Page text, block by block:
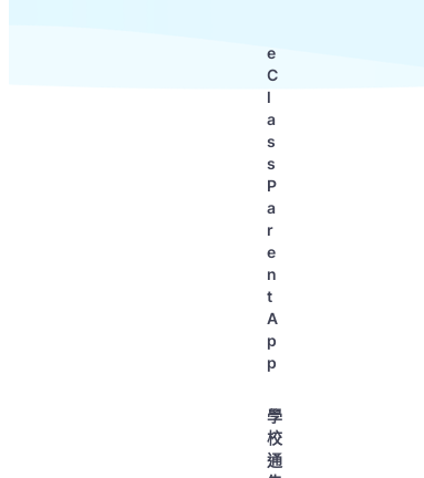
e
C
l
a
s
s
P
a
r
e
n
t
A
p
p
學
校
通